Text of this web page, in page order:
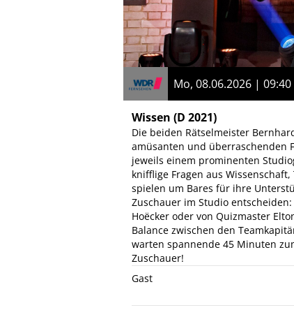
Mo, 08.06.2026 | 09:40
Wissen (D 2021)
Die beiden Rätselmeister
amüsanten und überraschenden
jeweils einem prominenten
knifflige Fragen aus
spielen um Bares für ihre
Zuschauer im Studio
Hoëcker oder von Quizmaster
Balance zwischen den
warten spannende 45 Minuten
Zuschauer!
Gast